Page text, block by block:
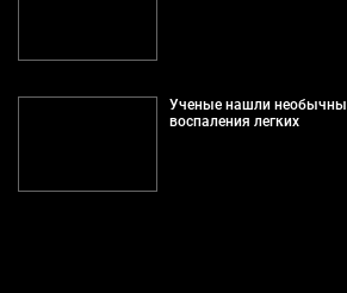
Ученые нашли
воспаления легких